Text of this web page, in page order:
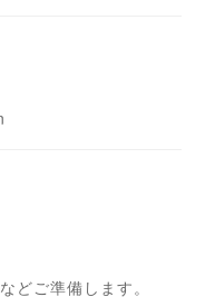
どご準備します。